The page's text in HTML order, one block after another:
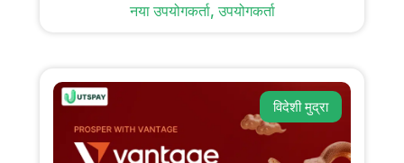
नया उपयोगकर्ता, उपयोगकर्ता
विदेशी मुद्रा